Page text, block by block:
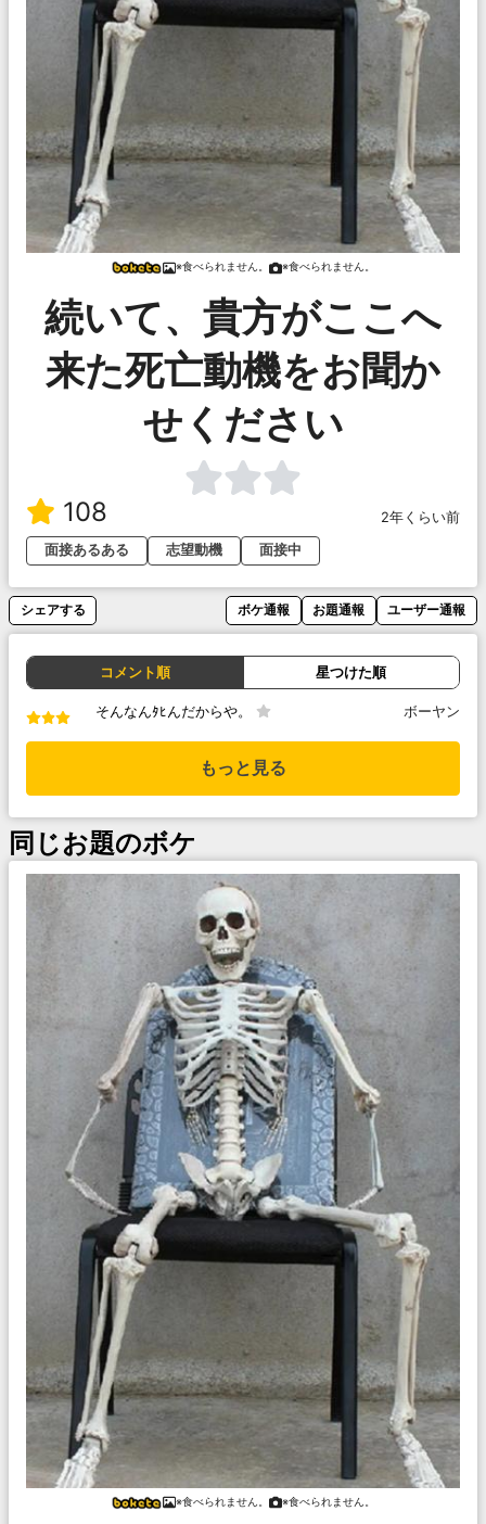
※食べられません。 ※食べられません。
続いて、貴方がここへ
来た死亡動機をお聞か
せください
108
2年くらい前
面接あるある
志望動機 面接中
シェアする ボケ通報 お題通報 ユーザー通報
コメント順 星つけた順
そんなんﾀﾋんだからや。 ボーヤン
もっと見る
同じお題のボケ
※食べられません。 ※食べられません。